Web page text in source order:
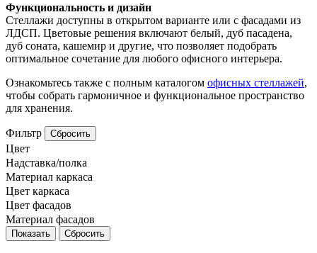
Функциональность и дизайн
Стеллажи доступны в открытом варианте или с фасадами из
ЛДСП. Цветовые решения включают белый, дуб пасадена,
дуб соната, кашемир и другие, что позволяет подобрать
оптимальное сочетание для любого офисного интерьера.
Ознакомьтесь также с полным каталогом офисных стеллажей,
чтобы собрать гармоничное и функциональное пространство
для хранения.
Фильтр Сбросить
Цвет
Надставка/полка
Материал каркаса
Цвет каркаса
Цвет фасадов
Материал фасадов
Сбросить